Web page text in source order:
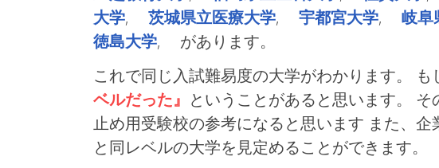
大学, 茨城県立医療大学, 宇都宮大学, 岐阜
徳島大学, があります。
これで同じ入試難易度の大学がわかります。 も
ベルだった』 ということがあると思います。
止め用受験校の参考になると思います また、
と同レベルの大学を見定めることができます。